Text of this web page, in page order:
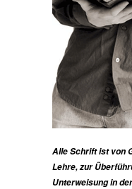
Alle Schrift ist von
Lehre, zur
Unterweisung in